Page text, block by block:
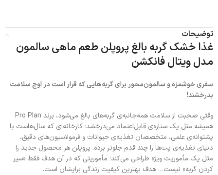
توضیحات
غذا خشک گربه بالغ پروپلن طعم ماهی سالمون
مدل ویتال فانکشن
سفری خوشمزه و سالمون‌محور برای گربه‌هایی که قرار است در اوج سلامت
بدرخشند!
وقتی صحبت از سلامت همه‌جانبه‌ی گربه‌های بالغ می‌شود، برند Pro Plan
همیشه مثل یک ستاره‌ی قابل‌اعتماد می‌درخشد؛ کارخانه‌ای که سال‌هاست با
پشتوانه‌ی علمی، متخصصان تغذیه‌ی حیوانات و فرمولاسیون‌های دقیق،
دنیای تغذیه‌ی پت‌ها را چند قدم جلوتر برده. پروپلن هر محصول جدید را
مثل یک مأموریت ویژه طراحی می‌کند؛ مأموریتی که در آن هدف فقط «سیر
کردن گربه» نیست… هدف بهترین کیفیت زندگی برایشان است.